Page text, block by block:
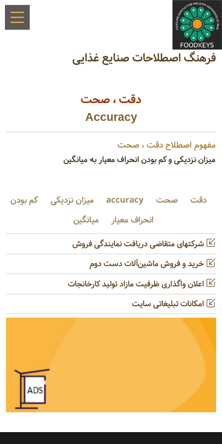
فرهنگ اصطلاحات صنایع غذایی
دقت‌ ، صحت‌
Accuracy
مفهوم اصطلاح دقت‌ ، صحت‌
میزان نزدیکی و کم بودن انحراف معیار به میانگین
دقت‌ صحت‌ accuracy میزان نزدیکی
کم بودن
انحراف معیار
میانگین
شرکتهای متقاضی دریافت نمایندگی فروش
خرید و فروش ماشین‌آلات دست دوم
اعلان واگذاری ظرفیت مازاد تولید کارخانجات
امکانات تبلیغاتی سایت